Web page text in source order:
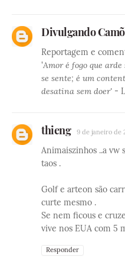
Divulgando
Reportagem e
'Amor é fogo que
se sente; é um
desatina sem doer' -
thieng 9 de janeiro de
Animaiszinhos ..a vw
taos .
Golf e arteon são
curte mesmo .
Se nem ficous e
vive nos EUA com 5
Responder